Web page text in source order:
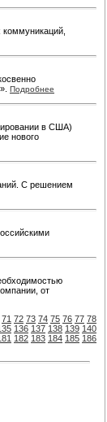
Подробнее
в США)
нового
С решением
от
71 72 73 74 75 76 77 78
136 137 138 139 140
182 183 184 185 186